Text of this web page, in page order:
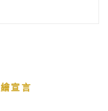
宣言